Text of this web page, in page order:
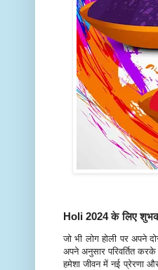
Holi 2024 के लिए
जो भी लोग होली पर अपने
अपने अनुसार परिवर्तित
हमेशा जीवन में नई प्रेरणा